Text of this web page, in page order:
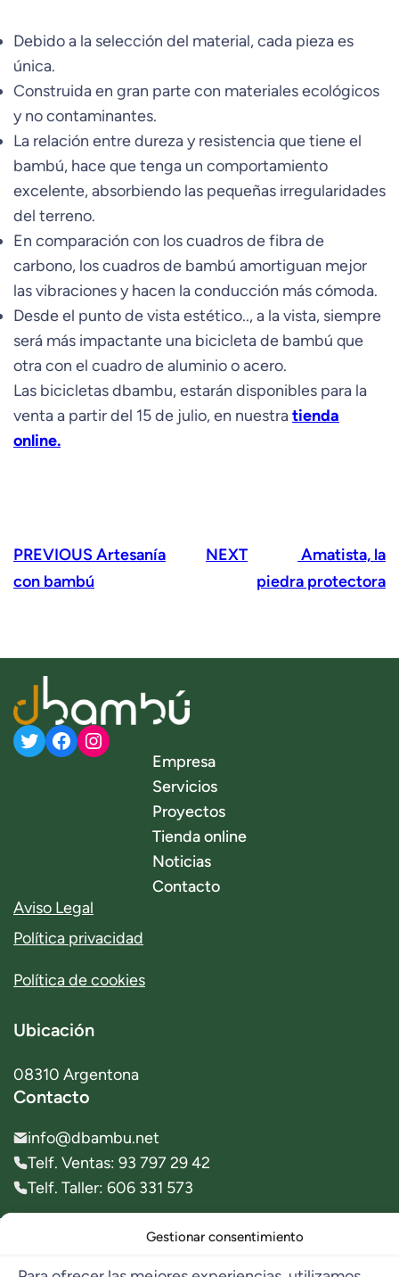
Gestionar consentimiento
Debido a la selección del material, cada pieza es
única.
Construida en gran parte con materiales ecológicos
y no contaminantes.
La relación entre dureza y resistencia que tiene el
bambú, hace que tenga un comportamiento
excelente, absorbiendo las pequeñas irregularidades
del terreno.
En comparación con los cuadros de fibra de
carbono, los cuadros de bambú amortiguan mejor
las vibraciones y hacen la conducción más cómoda.
Desde el punto de vista estético.., a la vista, siempre
será más impactante una bicicleta de bambú que
otra con el cuadro de aluminio o acero.
Las bicicletas dbambu, estarán disponibles para la
venta a partir del 15 de julio, en nuestratienda
online.
PREVIOUSArtesanía
con bambú
NEXT
Amatista, la
piedra protectora
Twitter Facebook Instagram
Empresa
Servicios
Proyectos
Tienda online
Noticias
Contacto
Aviso Legal
Política privacidad
Política de cookies
Ubicación
08310 Argentona
Contacto
info@dbambu.net
Telf. Ventas: 93 797 29 42
Telf. Taller: 606 331 573
© 2023 dbambú. All Rights Reserved.